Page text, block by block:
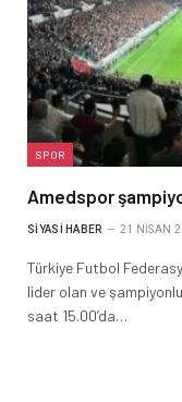
SPOR
Amedspor
SIYASI HABER 21 NISAN
Türkiye Futbol
lider olan ve
saat 15.00’da…